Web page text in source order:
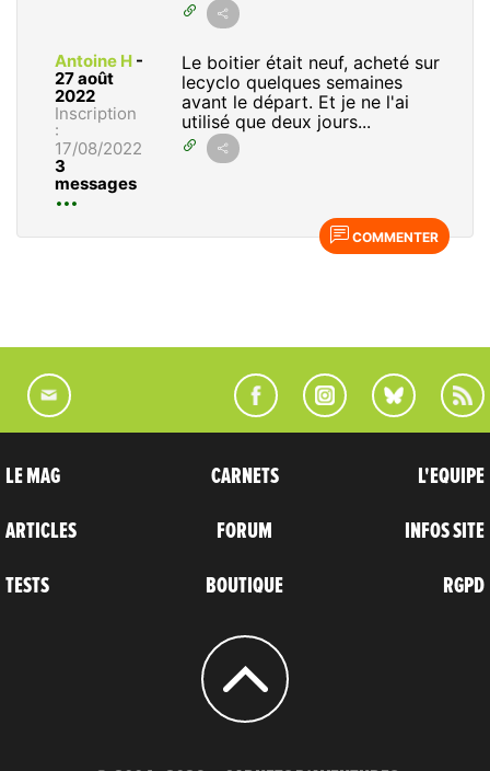
Antoine H -
27 août
2022
Inscription
:
17/08/2022
3
messages
Le boitier était neuf, acheté sur
lecyclo quelques semaines
avant le départ. Et je ne l'ai
utilisé que deux jours...
COMMENTER
LE MAG
ARTICLES
TESTS
CARNETS
FORUM
BOUTIQUE
L'EQUIPE
INFOS SITE
RGPD